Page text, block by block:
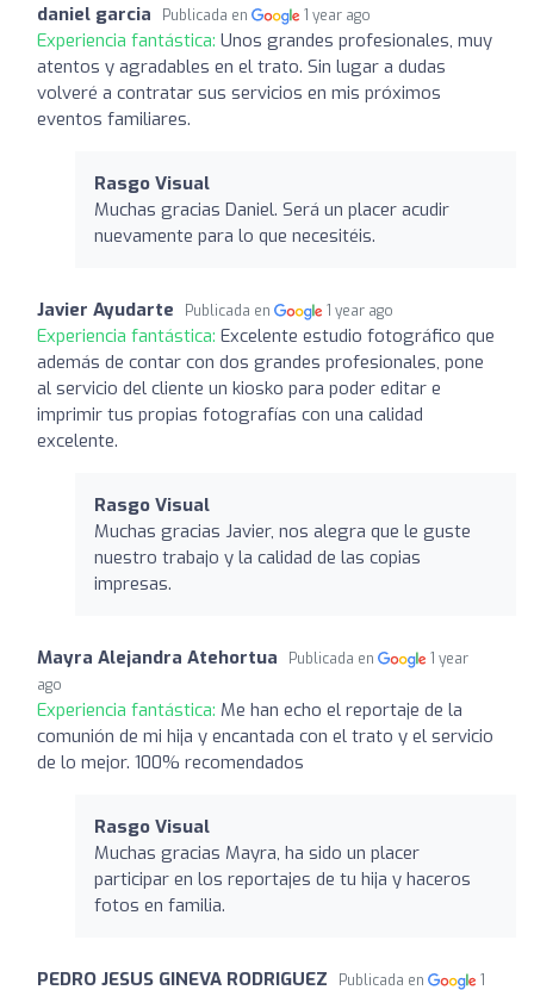
daniel garcia Publicada en 1 year ago
Experiencia fantástica: Unos grandes profesionales, muy
atentos y agradables en el trato. Sin lugar a dudas
volveré a contratar sus servicios en mis próximos
eventos familiares.
Rasgo Visual
Muchas gracias Daniel. Será un placer acudir
nuevamente para lo que necesitéis.
Javier Ayudarte Publicada en 1 year ago
Experiencia fantástica: Excelente estudio fotográfico que
además de contar con dos grandes profesionales, pone
al servicio del cliente un kiosko para poder editar e
imprimir tus propias fotografías con una calidad
excelente.
Rasgo Visual
Muchas gracias Javier, nos alegra que le guste
nuestro trabajo y la calidad de las copias
impresas.
Mayra Alejandra Atehortua Publicada en
1 year
ago
Experiencia fantástica: Me han echo el reportaje de la
comunión de mi hija y encantada con el trato y el servicio
de lo mejor. 100% recomendados
Rasgo Visual
Muchas gracias Mayra, ha sido un placer
participar en los reportajes de tu hija y haceros
fotos en familia.
PEDRO JESUS GINEVA RODRIGUEZ Publicada en
1